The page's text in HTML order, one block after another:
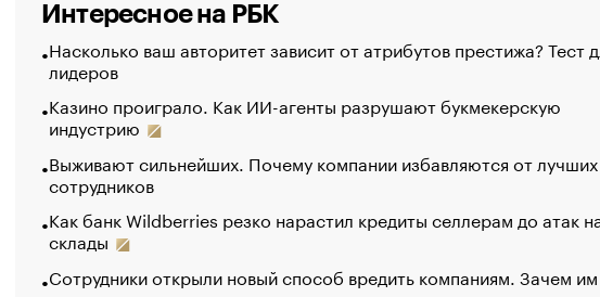
Интересное на РБК
Насколько ваш авторитет зависит от атрибутов престижа? Тест
лидеров
Казино проиграло. Как ИИ-агенты разрушают букмекерскую
индустрию
Выживают сильнейших. Почему компании избавляются от лучших
сотрудников
Как банк Wildberries резко нарастил кредиты селлерам до атак
склады
Сотрудники открыли новый способ вредить компаниям. Зачем